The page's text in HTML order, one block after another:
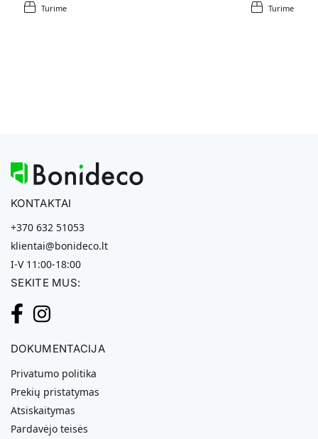
Turime Turime
KONTAKTAI
+370 632 51053
klientai@bonideco.lt
I-V 11:00-18:00
SEKITE MUS:
DOKUMENTACIJA
Privatumo politika
Prekių pristatymas
Atsiskaitymas
Pardavėjo teisės